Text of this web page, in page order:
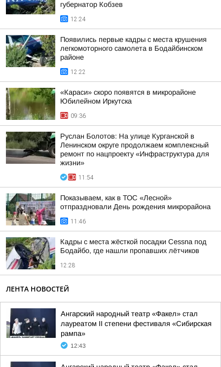
губернатор Кобзев
12:24
Появились первые кадры с места крушения
легкомоторного самолета в Бодайбинском
районе
12:22
«Караси» скоро появятся в микрорайоне
Юбилейном Иркутска
09:36
Руслан Болотов: На улице Курганской в
Ленинском округе продолжаем комплексный
ремонт по нацпроекту «Инфраструктура для
жизни»
11:54
Показываем, как в ТОС «Лесной»
отпраздновали День рождения микрорайона
11:46
Кадры с места жёсткой посадки Cessna под
Бодайбо, где нашли пропавших лётчиков
12:28
ЛЕНТА НОВОСТЕЙ
Ангарский народный театр «Факел» стал
лауреатом II степени фестиваля «Сибирская
рампа»
12:43